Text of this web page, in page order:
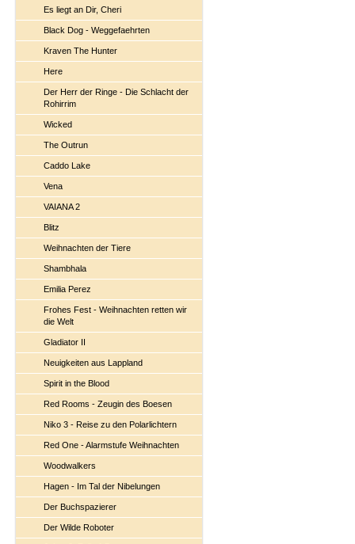
Es liegt an Dir, Cheri
Black Dog - Weggefaehrten
Kraven The Hunter
Here
Der Herr der Ringe - Die Schlacht der
Rohirrim
Wicked
The Outrun
Caddo Lake
Vena
VAIANA 2
Blitz
Weihnachten der Tiere
Shambhala
Emilia Perez
Frohes Fest - Weihnachten retten wir
die Welt
Gladiator II
Neuigkeiten aus Lappland
Spirit in the Blood
Red Rooms - Zeugin des Boesen
Niko 3 - Reise zu den Polarlichtern
Red One - Alarmstufe Weihnachten
Woodwalkers
Hagen - Im Tal der Nibelungen
Der Buchspazierer
Der Wilde Roboter